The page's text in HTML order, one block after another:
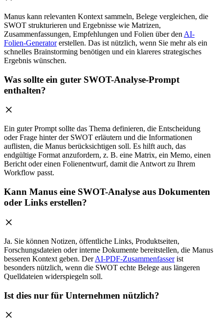
Manus kann relevanten Kontext sammeln, Belege vergleichen, die
SWOT strukturieren und Ergebnisse wie Matrizen,
Zusammenfassungen, Empfehlungen und Folien über den AI-
Folien-Generatorerstellen. Das ist nützlich, wenn Sie mehr als ein
schnelles Brainstorming benötigen und ein klareres strategisches
Ergebnis wünschen.
Was sollte ein guter SWOT-Analyse-Prompt
enthalten?
Ein guter Prompt sollte das Thema definieren, die Entscheidung
oder Frage hinter der SWOT erläutern und die Informationen
auflisten, die Manus berücksichtigen soll. Es hilft auch, das
endgültige Format anzufordern, z. B. eine Matrix, ein Memo, einen
Bericht oder einen Folienentwurf, damit die Antwort zu Ihrem
Workflow passt.
Kann Manus eine SWOT-Analyse aus Dokumenten
oder Links erstellen?
Ja. Sie können Notizen, öffentliche Links, Produktseiten,
Forschungsdateien oder interne Dokumente bereitstellen, die Manus
besseren Kontext geben. DerAI-PDF-Zusammenfasserist
besonders nützlich, wenn die SWOT echte Belege aus längeren
Quelldateien widerspiegeln soll.
Ist dies nur für Unternehmen nützlich?